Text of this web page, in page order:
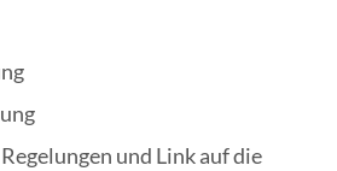
und Link auf die